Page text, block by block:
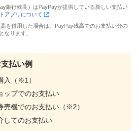
銀行残高）はPayPayが提供している新しい支払い
アプリについて
を併用した場合は、PayPay残高でのお支払い分の
なります。
払い例
入（※1）
ップでのお支払い
売機でのお支払い（※2）
してのお支払い